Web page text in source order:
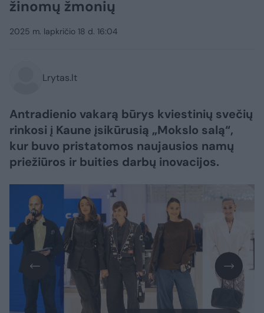
žinomų žmonių
2025 m. lapkričio 18 d. 16:04
Lrytas.lt
Antradienio vakarą būrys kviestinių svečių
rinkosi į Kaune įsikūrusią „Mokslo salą“,
kur buvo pristatomos naujausios namų
priežiūros ir buities darbų inovacijos.